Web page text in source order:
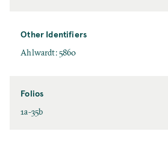
Other Identifiers
Ahlwardt: 5860
Folios
1a-35b